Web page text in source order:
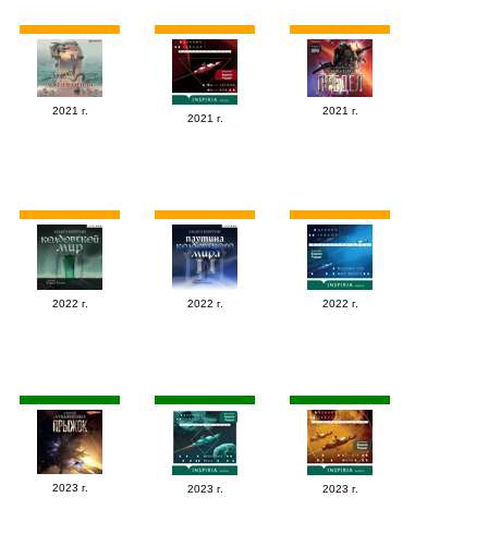
2021 г.
2021 г.
2021 г.
2022 г. 2022 г. 2022 г.
2023 г. 2023 г. 2023 г.